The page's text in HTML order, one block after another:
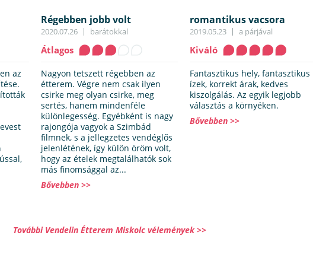
az
Régebben jobb volt
2020.07.26 barátokkal
Átlagos
Nagyon tetszett régebben az
étterem. Végre nem csak ilyen
csirke meg olyan csirke, meg
sertés, hanem mindenféle
különlegesség. Egyébként is nagy
rajongója vagyok a Szimbád
filmnek, s a jellegzetes vendéglős
jelenlétének, így külön öröm volt,
hogy az ételek megtalálhatók sok
más finomsággal az...
Bővebben >>
romantikus vacsora
2019.05.23 a párjával
Kiváló
Fantasztikus hely, fantasztikus
ízek, korrekt árak, kedves
kiszolgálás. Az egyik legjobb
választás a környéken.
Bővebben >>
További Vendelin Étterem Miskolc vélemények >>